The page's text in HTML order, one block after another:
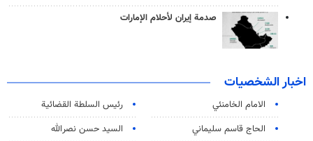
صدمة إيران لأحلام الإمارات
اخبار الشخصيات
الامام الخامنئي
رئیس السلطة القضائیة
الحاج قاسم سليماني
السيد حسن نصرالله